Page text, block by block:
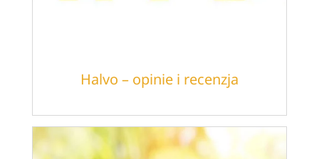
Halvo – opinie i recenzja